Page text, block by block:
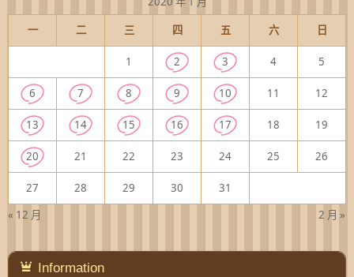
一
二 三 四 五 六 日
« 12 月 2 月 »
1 2 3 4 5
6 7 8 9 10 11 12
13 14 15 16 17 18 19
20 21 22 23 24 25 26
27 28 29 30 31
Information